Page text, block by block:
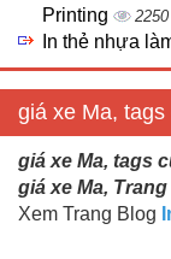
Printing
2250
In thẻ nhựa
giá xe Ma,
giá xe Ma, tags
giá xe Ma, Trang
Xem Trang Blog